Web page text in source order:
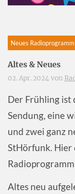
Neues Radioprogramm
Altes & Neues
02. Apr. 2024 von
Der Frühling ist
Sendung, eine
und zwei ganz
StHörfunk. Hier
Altes neu